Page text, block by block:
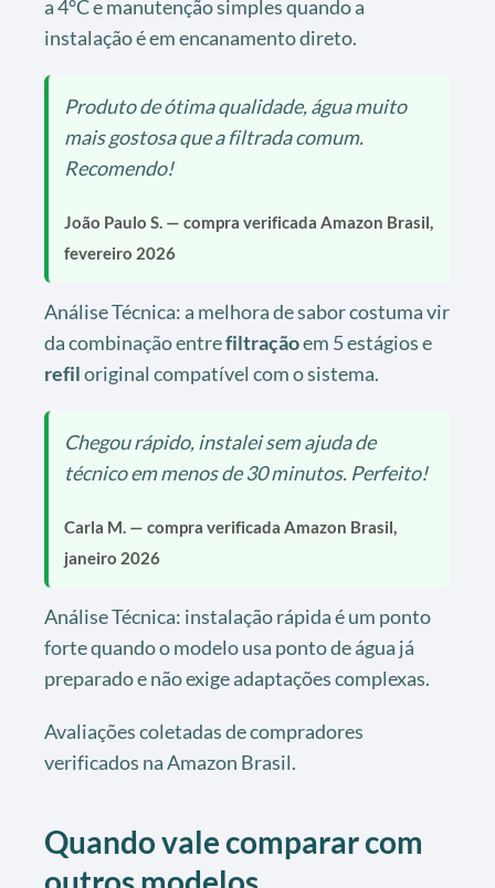
a 4°C e manutenção simples quando a
instalação é em encanamento direto.
Produto de ótima qualidade, água muito
mais gostosa que a filtrada comum.
Recomendo!
João Paulo S. — compra verificada Amazon Brasil,
fevereiro 2026
Análise Técnica: a melhora de sabor costuma vir
da combinação entrefiltraçãoem 5 estágios e
refiloriginal compatível com o sistema.
Chegou rápido, instalei sem ajuda de
técnico em menos de 30 minutos. Perfeito!
Carla M. — compra verificada Amazon Brasil,
janeiro 2026
Análise Técnica: instalação rápida é um ponto
forte quando o modelo usa ponto de água já
preparado e não exige adaptações complexas.
Avaliações coletadas de compradores
verificados na Amazon Brasil.
Quando vale comparar com